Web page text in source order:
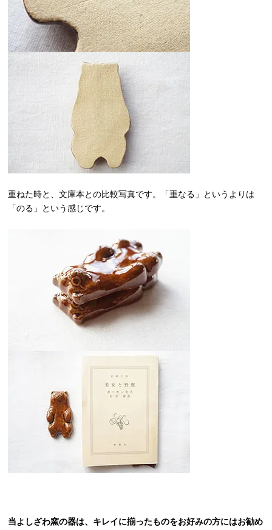
重ねた時と、文庫本との比較写真です。「重なる」というよりは
「のる」という感じです。
当よしざわ窯の器は、キレイに揃ったものをお好みの方にはお勧め